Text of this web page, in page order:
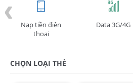
Nạp tiền điện
thoại
Data 3G/4G
CHỌN LOẠI THẺ